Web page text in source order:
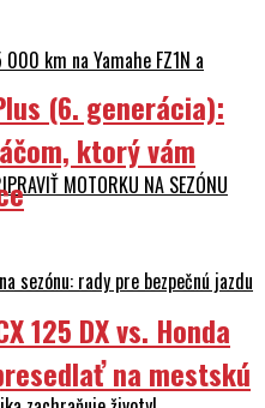
km na Yamahe FZ1N a
MOTORKU NA SEZÓNU
sezónu: rady pre bezpečnú jazdu
(6. generácia):
ktorý vám
125 DX vs. Honda
na mestskú